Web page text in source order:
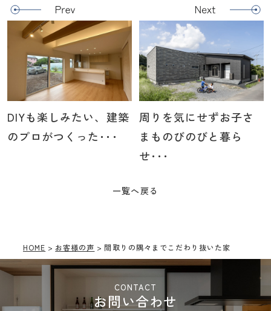
DIYも楽しみたい、建築
のプロがつくった･･･
一覧へ戻る
周りを気にせずお子さ
まものびのびと暮ら
せ･･･
HOME お客様の声 間取りの隅々までこだわり抜いた家
CONTACT
お問い合わせ